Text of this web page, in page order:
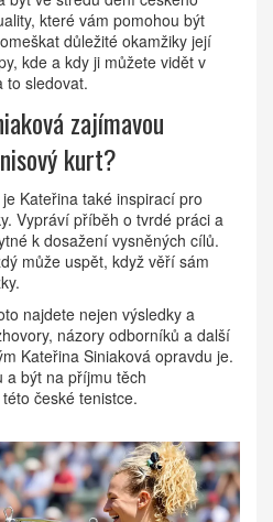
které vám pomohou být
důležité okamžiky její
kde a kdy ji můžete vidět v
to sledovat.
zajímavou
kurt?
Kateřina také inspirací pro
Vypráví příběh o tvrdé práci a
k dosažení vysněných cílů.
může uspět, když věří sám
najdete nejen výsledky a
názory odborníků a další
Kateřina Siniaková opravdu je.
a být na příjmu těch
české tenistce.